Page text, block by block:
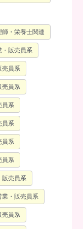
師・栄養士関連
・販売員系
売員系
売員系
員系
員系
員系
員系
販売員系
業・販売員系
売員系